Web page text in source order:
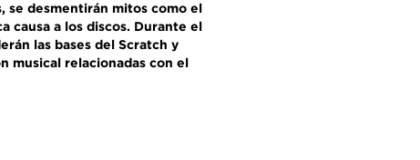
se desmentirán mitos como el
causa a los discos. Durante el
las bases del Scratch y
musical relacionadas con el